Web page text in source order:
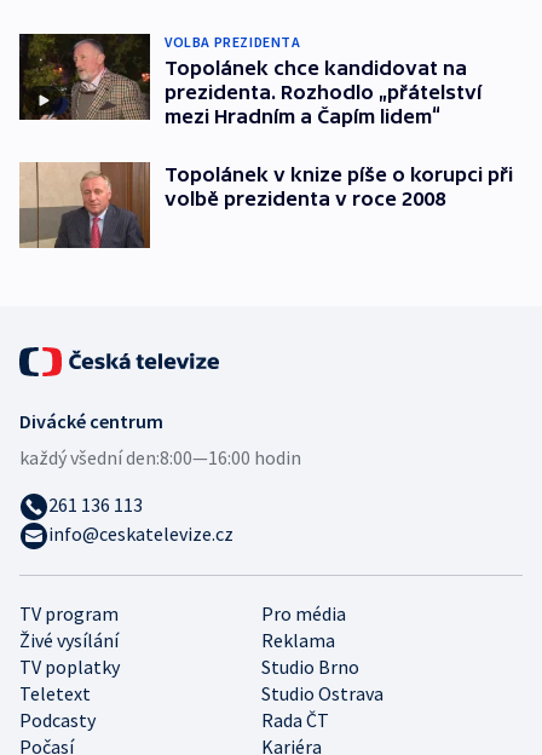
VOLBA PREZIDENTA
Topolánek chce kandidovat na
prezidenta. Rozhodlo „přátelství
mezi Hradním a Čapím lidem“
Topolánek v knize píše o korupci při
volbě prezidenta v roce 2008
TV program
Pro média
Živé vysílání
Reklama
TV poplatky
Studio Brno
Teletext
Studio Ostrava
Podcasty
Rada ČT
Počasí
Kariéra
Divácké centrum
každý všední den:8:00—16:00 hodin
261 136 113
info@ceskatelevize.cz